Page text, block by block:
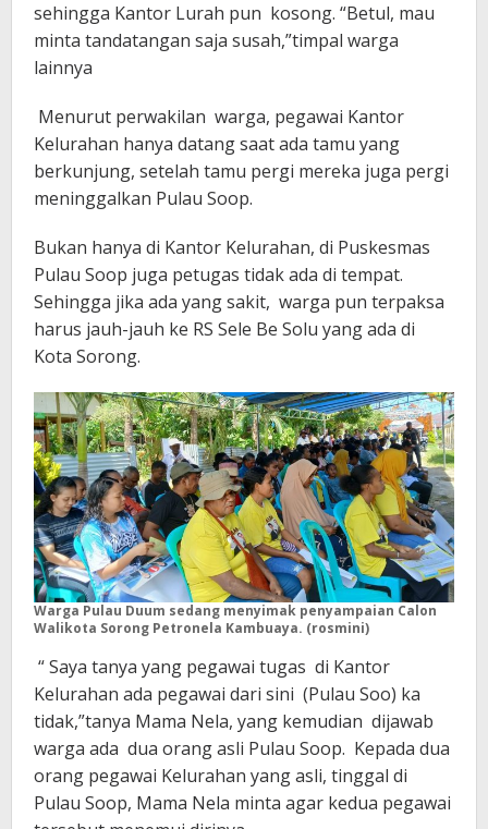
sehingga Kantor Lurah pun kosong. “Betul, mau
minta tandatangan saja susah,”timpal warga
lainnya
Menurut perwakilan warga, pegawai Kantor
Kelurahan hanya datang saat ada tamu yang
berkunjung, setelah tamu pergi mereka juga pergi
meninggalkan Pulau Soop.
Bukan hanya di Kantor Kelurahan, di Puskesmas
Pulau Soop juga petugas tidak ada di tempat.
Sehingga jika ada yang sakit, warga pun terpaksa
harus jauh-jauh ke RS Sele Be Solu yang ada di
Kota Sorong.
Warga Pulau Duum sedang menyimak penyampaian Calon
Walikota Sorong Petronela Kambuaya. (rosmini)
“ Saya tanya yang pegawai tugas di Kantor
Kelurahan ada pegawai dari sini (Pulau Soo) ka
tidak,”tanya Mama Nela, yang kemudian dijawab
warga ada dua orang asli Pulau Soop. Kepada dua
orang pegawai Kelurahan yang asli, tinggal di
Pulau Soop, Mama Nela minta agar kedua pegawai